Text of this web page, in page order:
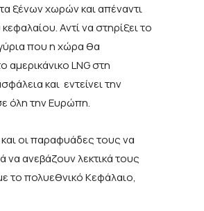
ξένων χωρών και απέναντι
Αντί να στηρίξει το
που η χώρα θα
LNG στη
και εντείνει την
όλη την Ευρώπη.
οι παραφυάδες τους να
να ανεβάζουν λεκτικά τους
το πολυεθνικό Κεφάλαιο,